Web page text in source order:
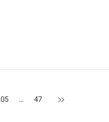
05 … 47 下一页